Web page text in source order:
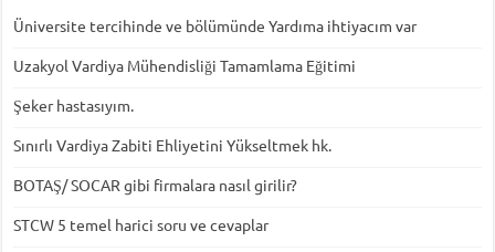
Üniversite tercihinde ve bölümünde Yardıma ihtiyacım var
Uzakyol Vardiya Mühendisliği Tamamlama Eğitimi
Şeker hastasıyım.
Sınırlı Vardiya Zabiti Ehliyetini Yükseltmek hk.
BOTAŞ/ SOCAR gibi firmalara nasıl girilir?
STCW 5 temel harici soru ve cevaplar